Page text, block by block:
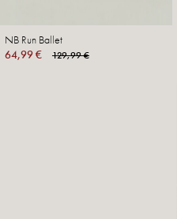
NB Run Ballet
64,99 €
129,99 €